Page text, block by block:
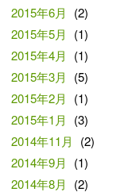
2015年6月
(2)
2015年5月
(1)
2015年4月
(1)
2015年3月
(5)
2015年2月
(1)
2015年1月
(3)
2014年11月
(2)
2014年9月
(1)
2014年8月
(2)